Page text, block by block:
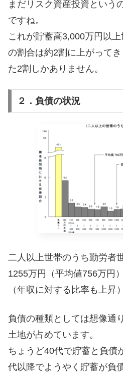
まだリスク資産投資という
ですね。
これが貯蓄高3,000万円以
の割合は約2割に上がって
た2割しかありません。
２．負債の状況
二人以上世帯のうち勤労者
1255万円（平均値756万円
（年収に対する比率も上昇）
負債の種類としては想像通
土地が占めています。
ちょうど40代で貯蓄と負債
代以降でようやく貯蓄が負